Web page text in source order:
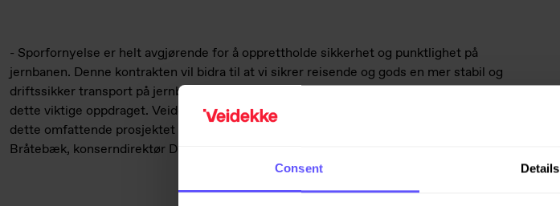
Consent Details
- Sporfornyelse er helt avgjørende for å opprettholde sikkerhet og punktlighet på
jernbanen. Denne kontrakten vil bidra til at vi sikrer reisende og gods en mer stabil og
driftssikker transport på jernbanen. Vi ser frem til et godt samarbeid med Veidekke på
dette viktige oppdraget. Veidekke har kompetanse og erfaring som gir oss trygghet for at
dette omfattende prosjektet blir gjennomført effektivt og med høy kvalitet, sier Henning
Bråtebæk, konserndirektør Drift og vedlikehold i Bane NOR.